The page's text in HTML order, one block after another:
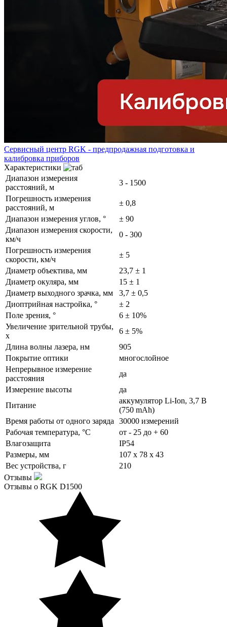
Сервисный центр RGK - предпродажная подготовка и
калибровка приборов
Характеристики
Диапазон измерения
расстояний, м
3 - 1500
Погрешность измерения
расстояний, м
± 0,8
Диапазон измерения углов, °
± 90
Диапазон измерения скорости,
км/ч
0 - 300
Погрешность измерения
скорости, км/ч
± 5
Диаметр объектива, мм
23,7 ± 1
Диаметр окуляра, мм
15 ± 1
Диаметр выходного зрачка, мм
3,7 ± 0,5
Диоптрийная настройка, °
± 2
Поле зрения, °
6 ± 10%
Увеличение зрительной трубы,
х
6 ± 5%
Длина волны лазера, нм
905
Покрытие оптики
многослойное
Непрерывное измерение
расстояния
да
Измерение высоты
да
Питание
аккумулятор Li-Ion, 3,7 В
(750 mAh)
Время работы от одного заряда
30000 измерений
Рабочая температура, °С
от - 25 до + 60
Влагозащита
IP54
Размеры, мм
107 х 78 х 43
Вес устройства, г
210
Отзывы
Отзывы о RGK D1500